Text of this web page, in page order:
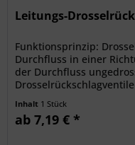
Leitungs-
Funktionsprinzip:
Durchfluss in einer
der Durchfluss
Inhalt 1 Stück
ab 7,19 € *